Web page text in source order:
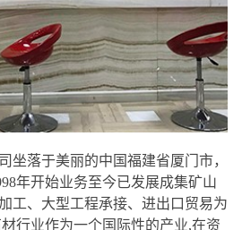
坐落于美丽的中国福建省厦门市，
年开始业务至今已发展成集矿山
工、大型工程承接、进出口贸易为
行业作为一个国际性的产业,在资